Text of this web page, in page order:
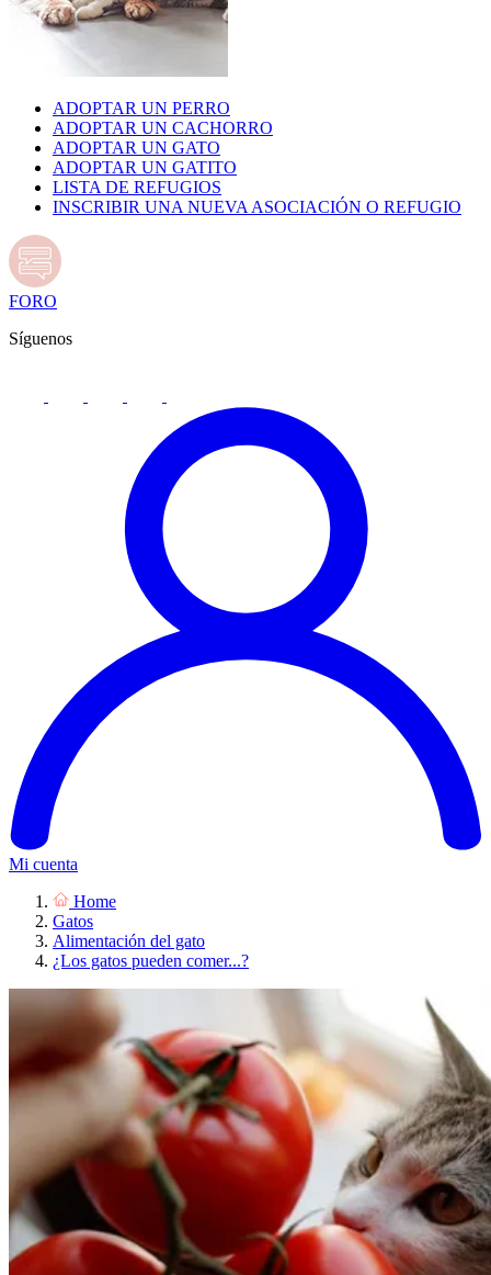
ADOPTAR UN PERRO
ADOPTAR UN CACHORRO
ADOPTAR UN GATO
ADOPTAR UN GATITO
LISTA DE REFUGIOS
INSCRIBIR UNA NUEVA ASOCIACIÓN O REFUGIO
FORO
Síguenos
Mi cuenta
Home
Gatos
Alimentación del gato
¿Los gatos pueden comer...?